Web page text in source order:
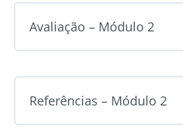
Avaliação – Módulo 2
Referências – Módulo 2